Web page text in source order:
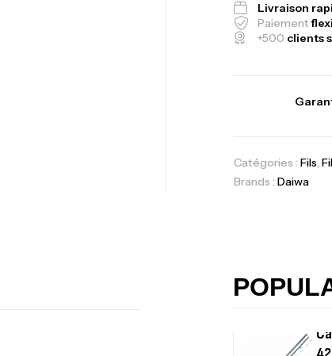
Livraison
Paiement
+500 clients
Catégories : Fils,
Brands : Daiwa